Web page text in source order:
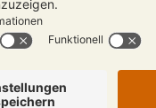
im Kopf
Die
immer
vor Ort.
der Nähe von